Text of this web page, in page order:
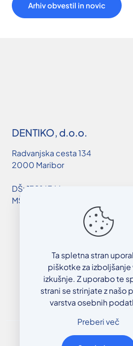
Arhiv obvestil in novic
DENTIKO, d.o.o.
Radvanjska cesta 134
2000 Maribor
DŠ: 17016746
MŠ: 3663019000
Ta spletna stran
piškotke za izboljšanje
izkušnje. Z uporabo te
strani se strinjate z našo
varstva osebnih
Preberi več